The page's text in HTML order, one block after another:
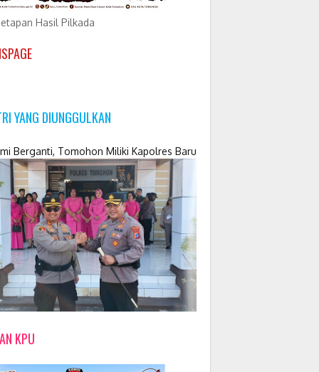
Hasil Pilkada
YANG DIUNGGULKAN
Berganti, Tomohon Miliki Kapolres Baru
KPU